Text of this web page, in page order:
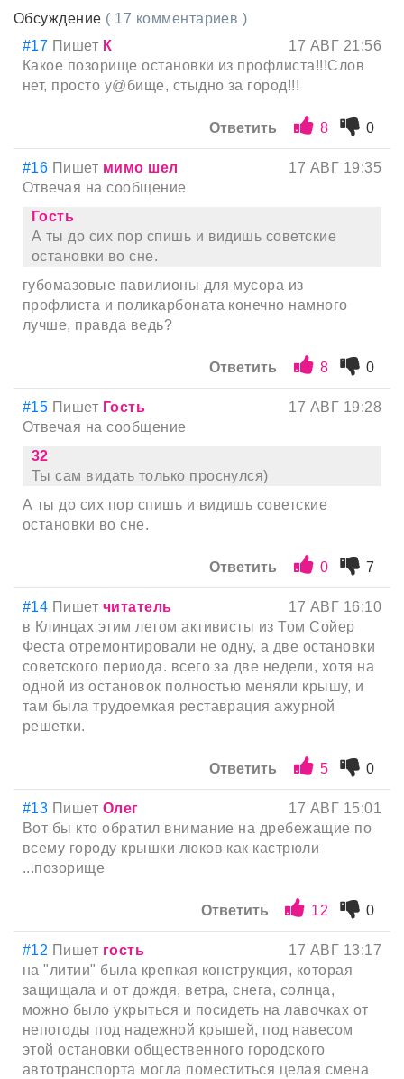
Обсуждение ( 17 комментариев )
#17 Пишет К
17 АВГ 21:56
Какое позорище остановки из профлиста!!!Слов
нет, просто у@бище, стыдно за город!!!
Ответить 8 0
#16 Пишет мимо шел
17 АВГ 19:35
Отвечая на сообщение
Гость
А ты до сих пор спишь и видишь советские
остановки во сне.
губомазовые павилионы для мусора из
профлиста и поликарбоната конечно намного
лучше, правда ведь?
Ответить 8 0
#15 Пишет Гость
17 АВГ 19:28
Отвечая на сообщение
32
Ты сам видать только проснулся)
А ты до сих пор спишь и видишь советские
остановки во сне.
Ответить 0 7
#14 Пишет читатель
17 АВГ 16:10
в Клинцах этим летом активисты из Том Сойер
Феста отремонтировали не одну, а две остановки
советского периода. всего за две недели, хотя на
одной из остановок полностью меняли крышу, и
там была трудоемкая реставрация ажурной
решетки.
Ответить 5 0
#13 Пишет Олег
17 АВГ 15:01
Вот бы кто обратил внимание на дребежащие по
всему городу крышки люков как кастрюли
...позорище
Ответить 12 0
#12 Пишет гость
17 АВГ 13:17
на "литии" была крепкая конструкция, которая
защищала и от дождя, ветра, снега, солнца,
можно было укрыться и посидеть на лавочках от
непогоды под надежной крышей, под навесом
этой остановки общественного городского
автотранспорта могла поместиться целая смена